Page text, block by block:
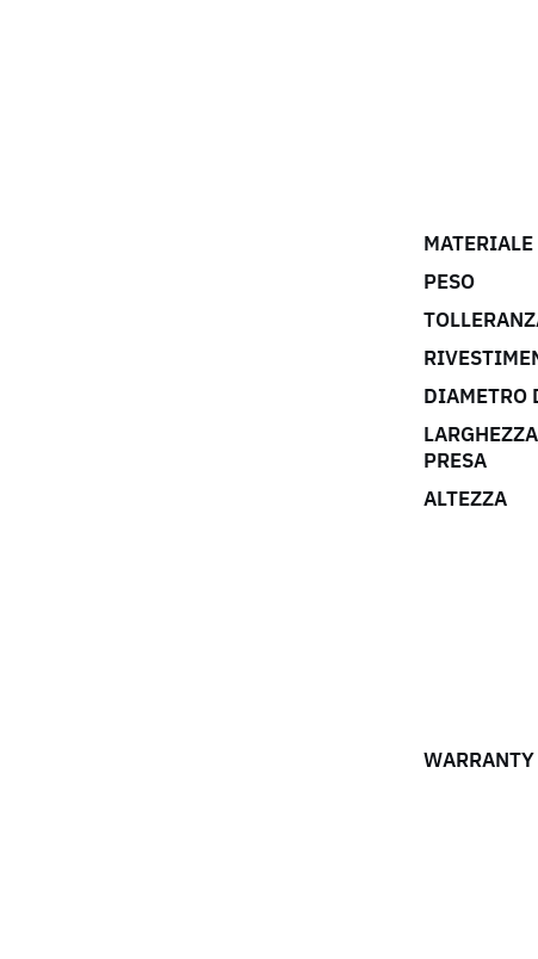
PESO
DIAMETRO
PRESA
ALTEZZA
WARRANTY